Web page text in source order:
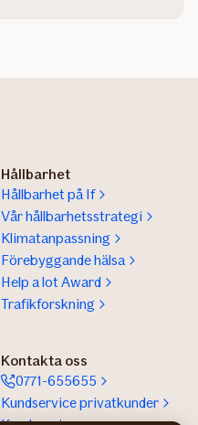
Hållbarhet
Hållbarhet på If
Vår hållbarhetsstrategi
Klimatanpassning
Förebyggande hälsa
Help a lot Award
Trafikforskning
Kontakta oss
0771-655655
Kundservice privatkunder